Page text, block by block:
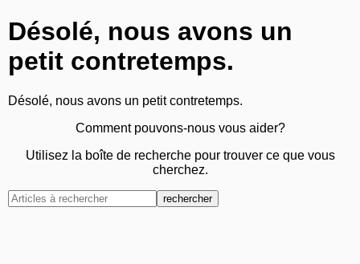
Désolé, nous avons un
petit contretemps.
Désolé, nous avons un petit contretemps.
Comment pouvons-nous vous aider?
Utilisez la boîte de recherche pour trouver ce que vous
cherchez.
rechercher